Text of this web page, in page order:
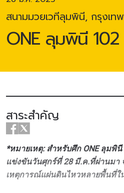
สนามมวยเวทีลุมพินี, กรุงเท
ONE ลุมพินี 102
สาระสำคัญ
*หมายเหตุ: สำหรับศึก ONE ลุมพิ
แข่งขันวันศุกร์ที่ 28 มี.ค.ที่ผ่านมา
เหตุการณ์แผ่นดินไหวหลายพื้นที่ใ